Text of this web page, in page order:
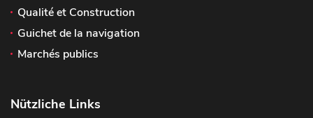
Qualité et Construction
Guichet de la navigation
Marchés publics
Nützliche Links